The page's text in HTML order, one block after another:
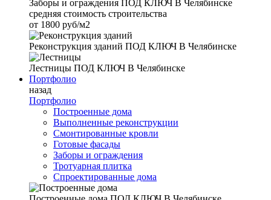
Заборы и ограждения ПОД КЛЮЧ В Челябинске
средняя стоимость строительства
от 1800 руб/м2
Реконструкция зданий ПОД КЛЮЧ В Челябинске
Лестницы ПОД КЛЮЧ В Челябинске
Портфолио
назад
Портфолио
Построенные дома
Выполненные реконструкции
Смонтированные кровли
Готовые фасады
Заборы и ограждения
Тротуарная плитка
Спроектированные дома